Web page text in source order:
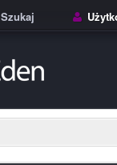
Szukaj